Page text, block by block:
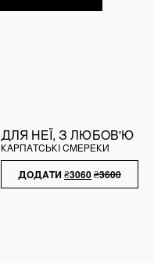
ДЛЯ НЕЇ, З ЛЮБОВ'Ю
КАРПАТСЬКІ СМЕРЕКИ
ДОДАТИ ₴3060₴3600